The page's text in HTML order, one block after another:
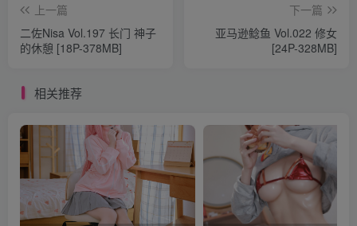
上一篇
二佐Nisa Vol.197 长门 神子
的休憩 [18P-378MB]
下一篇
亚马逊鲶鱼 Vol.022 修女
[24P-328MB]
相关推荐